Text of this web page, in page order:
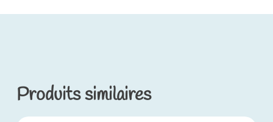
Produits similaires